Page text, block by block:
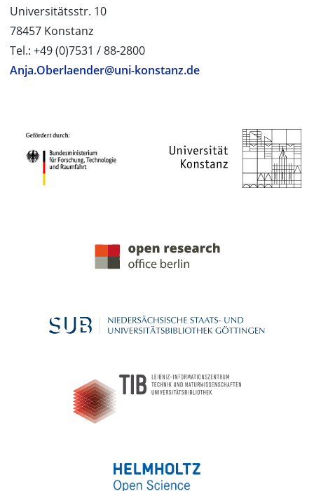
Universitätsstr. 10
78457 Konstanz
Tel.: +49 (0)7531 / 88-2800
Anja.Oberlaender@uni-konstanz.de